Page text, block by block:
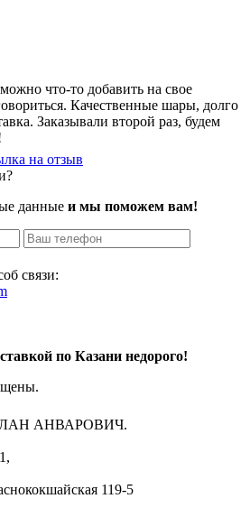
что-то добавить на свое
Качественные шары, долго
Заказывали второй раз, будем
на отзыв
данные и мы поможем вам!
связи:
по Казани недорого!
АНВАРОВИЧ.
119-5